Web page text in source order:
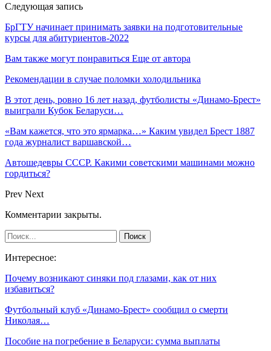
Следующая запись
БрГТУ начинает принимать заявки на подготовительные
курсы для абитуриентов-2022
Вам также могут понравиться Еще от автора
Рекомендации в случае поломки холодильника
В этот день, ровно 16 лет назад, футболисты «Динамо-Брест»
выиграли Кубок Беларуси…
«Вам кажется, что это ярмарка…» Каким увидел Брест 1887
года журналист варшавской…
Автошедевры СССР. Какими советскими машинами можно
гордиться?
Prev Next
Комментарии закрыты.
Интересное:
Почему возникают синяки под глазами, как от них
избавиться?
Футбольный клуб «Динамо-Брест» сообщил о смерти
Николая…
Пособие на погребение в Беларуси: сумма выплаты